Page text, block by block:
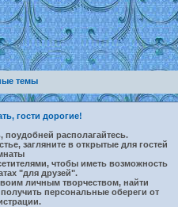
темы
гости дорогие!
поудобней располагайтесь.
загляните в открытые для гостей
чтобы иметь возможность
"для друзей".
личным творчеством, найти
персональные обереги от